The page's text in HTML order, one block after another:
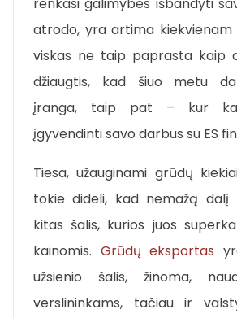
atrodo, yra artima kiekvienam
viskas ne taip paprasta kaip
džiaugtis, kad šiuo metu
įranga, taip pat – kur
įgyvendinti savo darbus su ES
Tiesa, užauginami grūdų
tokie dideli, kad nemažą dalį
kitas šalis, kurios juos
kainomis. Grūdų eksportas
užsienio šalis, žinoma,
verslininkams, tačiau ir